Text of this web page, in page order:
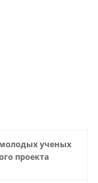
ученых
проекта